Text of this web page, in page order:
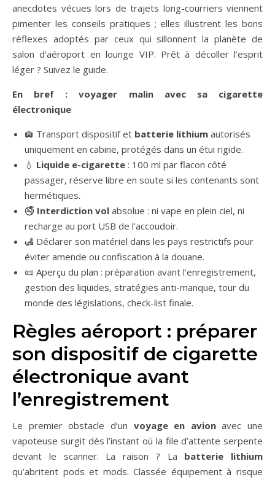
anecdotes vécues lors de trajets long-courriers viennent
pimenter les conseils pratiques ; elles illustrent les bons
réflexes adoptés par ceux qui sillonnent la planète de
salon d’aéroport en lounge VIP. Prêt à décoller l’esprit
léger ? Suivez le guide.
En bref : voyager malin avec sa cigarette
électronique
🛄 Transport dispositif et batterie lithium autorisés
uniquement en cabine, protégés dans un étui rigide.
💧 Liquide e-cigarette : 100 ml par flacon côté
passager, réserve libre en soute si les contenants sont
hermétiques.
🚭 Interdiction vol absolue : ni vape en plein ciel, ni
recharge au port USB de l’accoudoir.
🛃 Déclarer son matériel dans les pays restrictifs pour
éviter amende ou confiscation à la douane.
📜 Aperçu du plan : préparation avant l’enregistrement,
gestion des liquides, stratégies anti-manque, tour du
monde des législations, check-list finale.
Règles aéroport : préparer
son dispositif de cigarette
électronique avant
l’enregistrement
Le premier obstacle d’un voyage en avionavec une
vapoteuse surgit dès l’instant où la file d’attente serpente
devant le scanner. La raison ? La batterie lithium
qu’abritent pods et mods. Classée équipement à risque